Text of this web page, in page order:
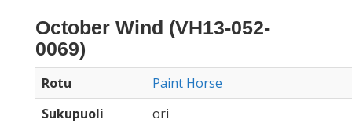
October Wind (VH13-052-
0069)
Rotu
Paint Horse
Sukupuoli
ori